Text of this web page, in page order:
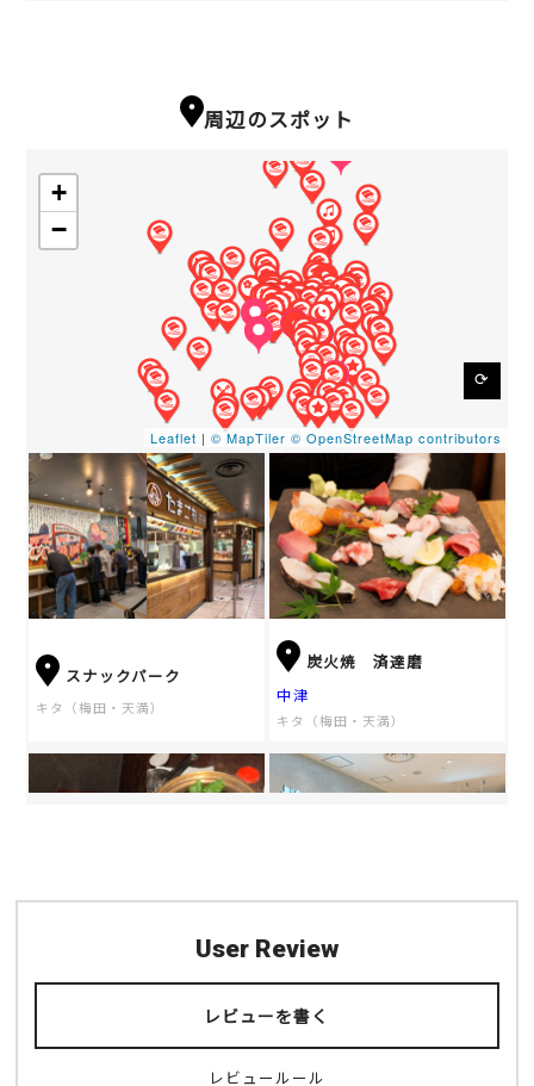
周辺のスポット
+
−
Leaflet | © MapTiler © OpenStreetMap contributors
⟳
スナックパーク
キタ（梅田・天満）
炭火焼 済達磨
中津
キタ（梅田・天満）
シャングリラズシークレ
ット 北新地店
キタ（梅田・天満） 中華
Cosme Kitchen Adapta
tion 阪神梅田本店
梅田
カフェ キタ（梅田・天満）
ランチ
User Review
レビューを書く
レビュールール